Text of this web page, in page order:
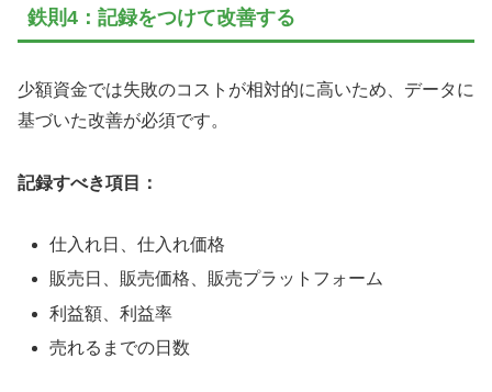
鉄則4：記録をつけて改善する
少額資金では失敗のコストが相対的に高いため、データに
基づいた改善が必須です。
記録すべき項目：
仕入れ日、仕入れ価格
販売日、販売価格、販売プラットフォーム
利益額、利益率
売れるまでの日数